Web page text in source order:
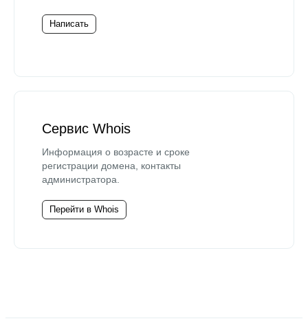
Написать
Сервис Whois
Информация о возрасте и сроке
регистрации домена, контакты
администратора.
Перейти в Whois